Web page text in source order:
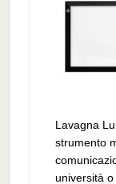
Lavagna
strumento
università